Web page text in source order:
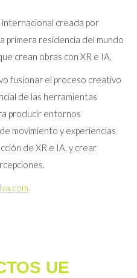
internacional creada por
primera residencia del mundo
crean obras con XR e IA.
fusionar el proceso creativo
de las herramientas
producir entornos
movimiento y experiencias
de XR e IA, y crear
UE